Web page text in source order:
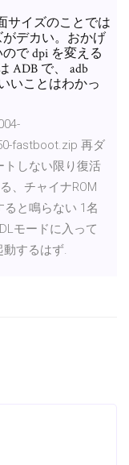
サイズのことでは
デカい。おかげ
で dpi を変える
ADB で、 adb
いことはわかっ
fastboot.zip 再ダ
トしない限り復活
、チャイナROM
と鳴らない 1名
モードに入って
動するはず.